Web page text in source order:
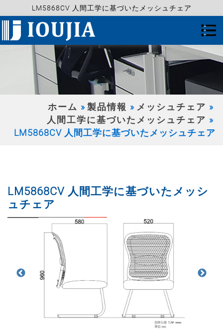
LM5868CV 人間工学に基づいたメッシュチェア
ホーム 製品情報
メッシュチェア
人間工学に基づいたメッシュチェア
LM5868CV 人間工学に基づいたメッシュチェア
LM5868CV 人間工学に基づいたメッシ
ュチェア